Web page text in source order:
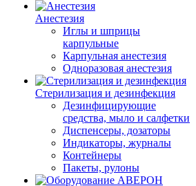
Анестезия
Иглы и шприцы
карпульные
Карпульная анестезия
Одноразовая анестезия
Стерилизация и дезинфекция
Дезинфицирующие
средства, мыло и салфетки
Диспенсеры, дозаторы
Индикаторы, журналы
Контейнеры
Пакеты, рулоны